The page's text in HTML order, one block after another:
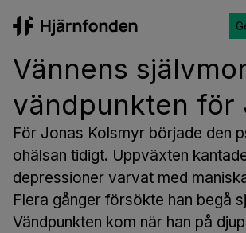
Vännens
vändpunkten för
För Jonas Kolsmyr började den
ohälsan tidigt. Uppväxten
depressioner varvat med
Flera gånger försökte han begå
Vändpunkten kom när han på